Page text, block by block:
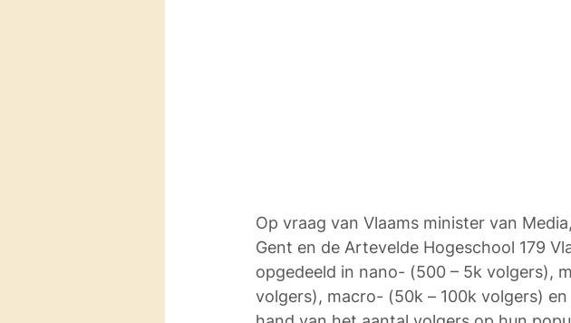
Op vraag van Vlaams minister van
Gent en de Artevelde Hogeschool 179
opgedeeld in nano- (500 – 5k volgers),
volgers), macro- (50k – 100k volgers)